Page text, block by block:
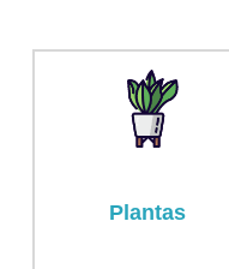
Plantas